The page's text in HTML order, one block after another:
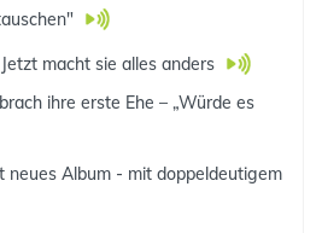
macht sie alles anders
ihre erste Ehe – „Würde es
neues Album - mit doppeldeutigem